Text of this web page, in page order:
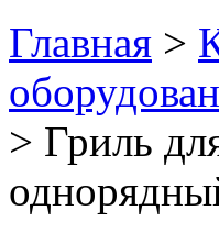
Главная >
> Гриль